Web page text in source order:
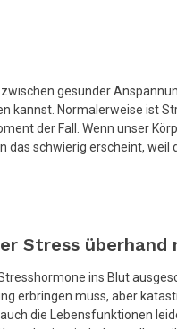
gesunder
kannst. Normalerweise ist
der Fall. Wenn unser
das schwierig erscheint,
Stress überhand
ins Blut
erbringen muss, aber
die Lebensfunktionen